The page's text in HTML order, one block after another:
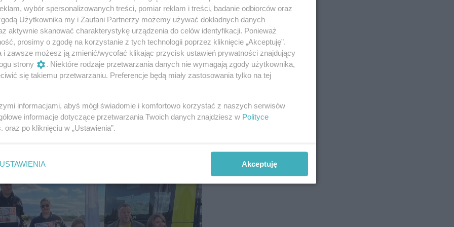
strefę bezpieczeństwa z pokazami służb
zabaw dla dzieci z dmuchańcami. Na miejscu
truckami i cateringiem.
Radosław Witkowski.
ma ogromny wpływ na bezpieczeństwo
trzeba prezentować wysoki poziom
inicjatywę za bardzo potrzebną – podkreślał Rafał
Drugie miejsce zajęła Jadwiga Zawadzka, a na
Wszyscy laureaci reprezentowali firmę ITS
wybór spersonalizowanych treści, pomiar reklam i treści, badanie odbiorców oraz
Użytkownika my i Zaufani Partnerzy możemy używać dokładnych danych
aktywnie skanować charakterystykę urządzenia do celów identyfikacji. Ponieważ
prosimy o zgodę na korzystanie z tych technologii poprzez kliknięcie „Akceptuję”.
i zawsze możesz ją zmienić/wycofać klikając przycisk ustawień prywatności znajdujący
strony
. Niektóre rodzaje przetwarzania danych nie wymagają zgody użytkownika,
się takiemu przetwarzaniu. Preferencje będą miały zastosowania tylko na tej
informacjami, abyś mógł świadomie i komfortowo korzystać z naszych serwisów
informacje dotyczące przetwarzania Twoich danych znajdziesz w Polityce
. oraz po kliknięciu w „Ustawienia”.
USTAWIENIA Akceptuję